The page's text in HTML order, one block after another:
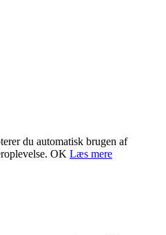
du automatisk brugen af
OK Læs mere